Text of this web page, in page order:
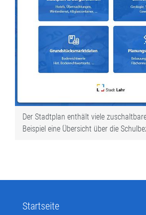
Der Stadtplan enthält viele
Beispiel eine Übersicht über die
Startseite